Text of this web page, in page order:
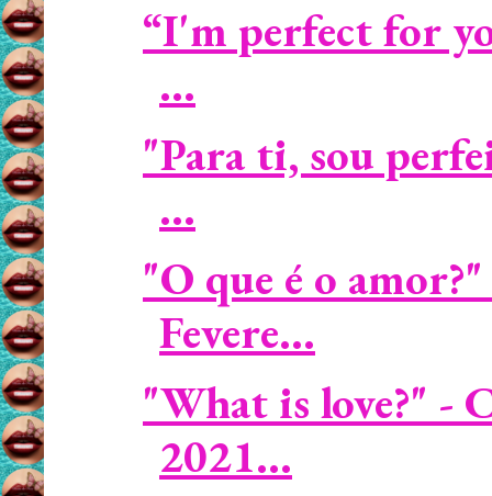
“I'm perfect for
...
"Para ti, sou
...
"O que é o
Fevere...
"What is love?" -
2021...